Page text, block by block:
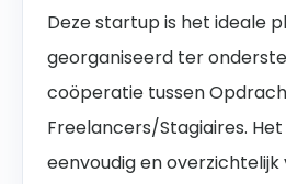
Deze startup is het ideale
georganiseerd ter
coöperatie tussen
Freelancers/Stagiaires.
eenvoudig en overzichtelijk